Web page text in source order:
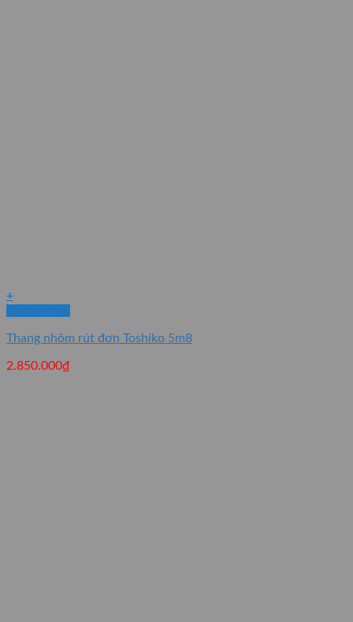
+
Quick View
Thang nhôm rút đơn Toshiko 5m8
2.850.000₫